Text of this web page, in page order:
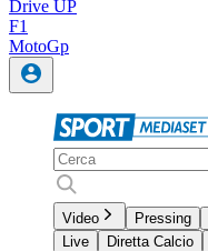
Drive UP
F1
MotoGp
Video Pressing
Live
Diretta Calcio